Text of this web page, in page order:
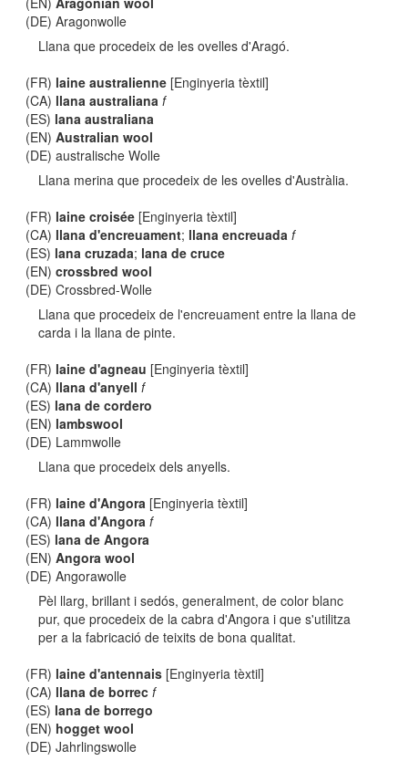
(DE) Aragonwolle
Llana que procedeix de les ovelles d'Aragó.
(FR) laine australienne [Enginyeria tèxtil]
(CA) llana australiana f
(ES) lana australiana
(EN)Australian wool
(DE) australische Wolle
Llana merina que procedeix de les ovelles d'Austràlia.
(FR) laine croisée [Enginyeria tèxtil]
(CA) llana d'encreuament; llana encreuada f
(ES) lana cruzada; lana de cruce
(EN)crossbred wool
(DE) Crossbred-Wolle
Llana que procedeix de l'encreuament entre la llana de
carda i la llana de pinte.
(FR) laine d'agneau [Enginyeria tèxtil]
(CA) llana d'anyell f
(ES) lana de cordero
(EN) lambswool
(DE) Lammwolle
Llana que procedeix dels anyells.
(FR) laine d'Angora [Enginyeria tèxtil]
(CA) llana d'Angora f
(ES) lana de Angora
(EN)Angora wool
(DE) Angorawolle
Pèl llarg, brillant i sedós, generalment, de color blanc
pur, que procedeix de la cabra d'Angora i que s'utilitza
per a la fabricació de teixits de bona qualitat.
(FR) laine d'antennais [Enginyeria tèxtil]
(CA) llana de borrec f
(ES) lana de borrego
(EN) hogget wool
(DE) Jahrlingswolle